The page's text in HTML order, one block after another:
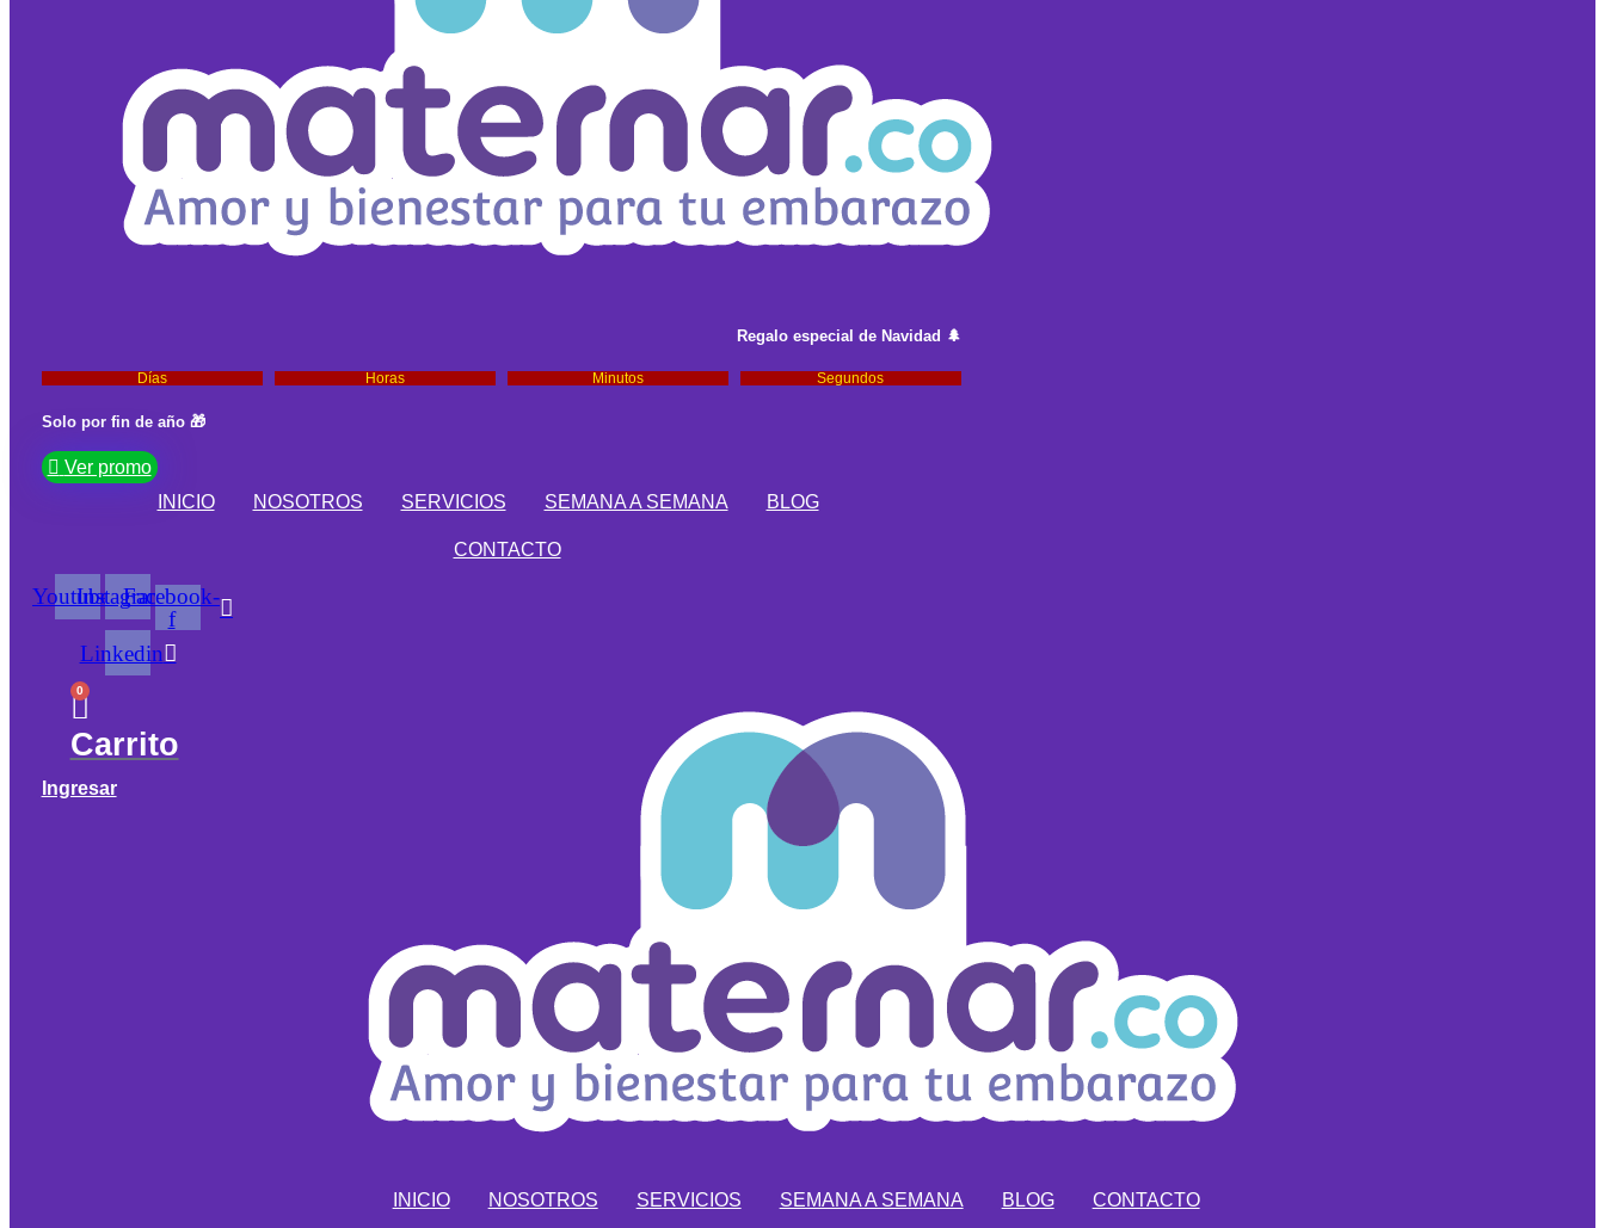
Regalo especial de Navidad 🌲
Días Horas Minutos Segundos
Solo por fin de año 🎁
Ver promo
INICIO
NOSOTROS SERVICIOS SEMANA A SEMANA BLOG
CONTACTO
YoutubeInstagramFacebook-
f
Linkedin
0
Carrito
Ingresar
INICIO NOSOTROS SERVICIOS SEMANA A SEMANA BLOG CONTACTO